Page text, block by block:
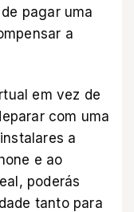
pagar uma
a
em vez de
com uma
a
e ao
poderás
tanto para